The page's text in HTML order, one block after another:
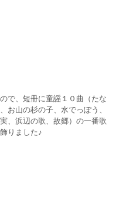
で、短冊に童謡１０曲（たな
お山の杉の子、水でっぽう、
、浜辺の歌、故郷）の一番歌
飾りました♪